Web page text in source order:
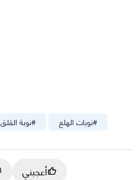
#نوبة القلق #نوبات الهلع
أعجبني